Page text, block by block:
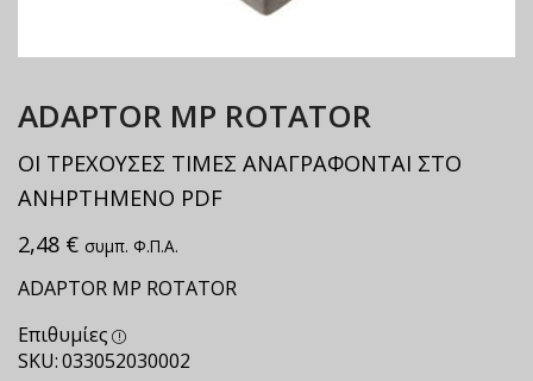
ADAPTOR ΜΡ ROTATOR
ΟΙ ΤΡΕΧΟΥΣΕΣ ΤΙΜΕΣ ΑΝΑΓΡΑΦΟΝΤΑΙ ΣΤΟ
ΑΝΗΡΤΗΜΕΝΟ PDF
2,48 € συμπ. Φ.Π.Α.
ADAPTOR ΜΡ ROTATOR
Επιθυμίες
SKU:033052030002